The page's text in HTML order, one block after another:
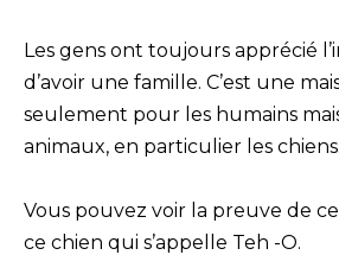
Les gens ont toujours apprécié
d’avoir une famille. C’est une
seulement pour les humains
animaux, en particulier les chiens.
Vous pouvez voir la preuve de
ce chien qui s’appelle Teh -O.